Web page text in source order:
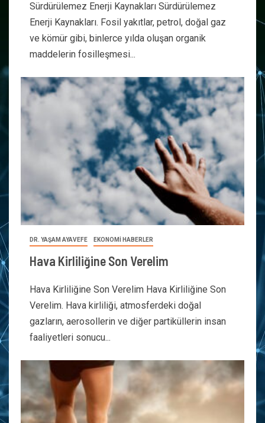
Sürdürülemez Enerji Kaynakları Sürdürülemez
Enerji Kaynakları. Fosil yakıtlar, petrol, doğal gaz
ve kömür gibi, binlerce yılda oluşan organik
maddelerin fosilleşmesi...
DR. YAŞAM AYAVEFE EKONOMİ HABERLER
Hava Kirliliğine Son Verelim
Hava Kirliliğine Son Verelim Hava Kirliliğine Son
Verelim. Hava kirliliği, atmosferdeki doğal
gazların, aerosollerin ve diğer partiküllerin insan
faaliyetleri sonucu...